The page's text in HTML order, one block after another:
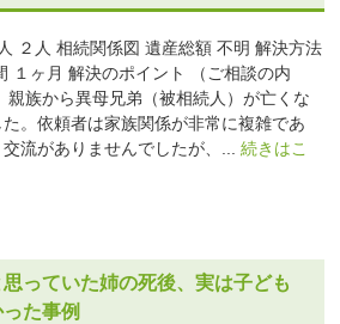
２人 相続関係図 遺産総額 不明 解決方法
１ヶ月 解決のポイント （ご相談の内
親族から異母兄弟（被相続人）が亡くな
。依頼者は家族関係が非常に複雑であ
流がありませんでしたが、...
続きはこ
っていた姉の死後、実は子ども
た事例